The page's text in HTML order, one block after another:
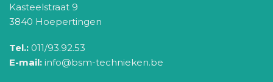
Kasteelstraat 9
3840 Hoepertingen
Tel.: 011/93.92.53
E-mail: info@bsm-technieken.be